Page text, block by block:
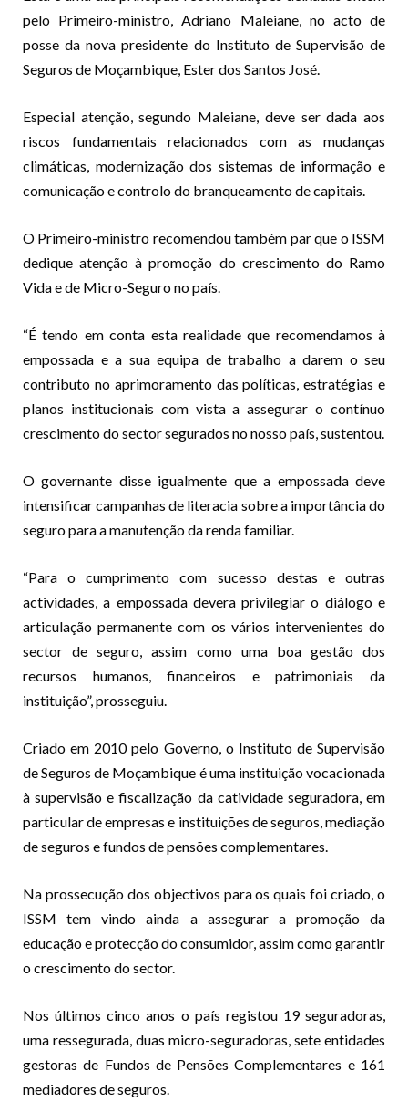
pelo Primeiro-ministro, Adriano Maleiane, no acto de
posse da nova presidente do Instituto de Supervisão de
Seguros de Moçambique, Ester dos Santos José.
Especial atenção, segundo Maleiane, deve ser dada aos
riscos fundamentais relacionados com as mudanças
climáticas, modernização dos sistemas de informação e
comunicação e controlo do branqueamento de capitais.
O Primeiro-ministro recomendou também par que o ISSM
dedique atenção à promoção do crescimento do Ramo
Vida e de Micro-Seguro no país.
“É tendo em conta esta realidade que recomendamos à
empossada e a sua equipa de trabalho a darem o seu
contributo no aprimoramento das políticas, estratégias e
planos institucionais com vista a assegurar o contínuo
crescimento do sector segurados no nosso país, sustentou.
O governante disse igualmente que a empossada deve
intensificar campanhas de literacia sobre a importância do
seguro para a manutenção da renda familiar.
“Para o cumprimento com sucesso destas e outras
actividades, a empossada devera privilegiar o diálogo e
articulação permanente com os vários intervenientes do
sector de seguro, assim como uma boa gestão dos
recursos humanos, financeiros e patrimoniais da
instituição”, prosseguiu.
Criado em 2010 pelo Governo, o Instituto de Supervisão
de Seguros de Moçambique é uma instituição vocacionada
à supervisão e fiscalização da catividade seguradora, em
particular de empresas e instituições de seguros, mediação
de seguros e fundos de pensões complementares.
Na prossecução dos objectivos para os quais foi criado, o
ISSM tem vindo ainda a assegurar a promoção da
educação e protecção do consumidor, assim como garantir
o crescimento do sector.
Nos últimos cinco anos o país registou 19 seguradoras,
uma ressegurada, duas micro-seguradoras, sete entidades
gestoras de Fundos de Pensões Complementares e 161
mediadores de seguros.